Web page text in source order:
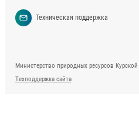
Техническая поддержка
Министерство природных ресурсов Курской
Техподдержка сайта